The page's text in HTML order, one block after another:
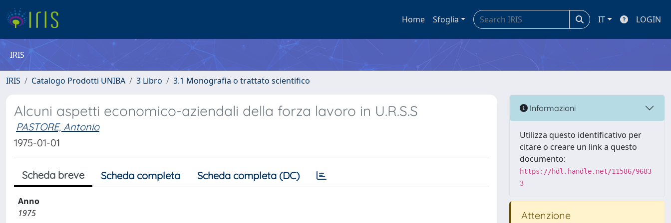
Home Sfoglia IT LOGIN
IRIS
IRIS Catalogo Prodotti UNIBA 3 Libro 3.1 Monografia o trattato scientifico
Alcuni aspetti economico-aziendali della forza lavoro in U.R.S.S
PASTORE, Antonio
1975-01-01
Scheda breve Scheda completa Scheda completa (DC)
Anno
1975
Informazioni
Utilizza questo identificativo per
citare o creare un link a questo
documento:
https://hdl.handle.net/11586/9683
3
Attenzione